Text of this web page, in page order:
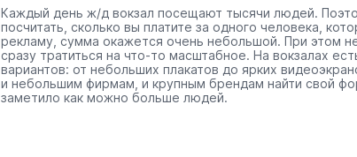
Каждый день ж/д вокзал посещают тысячи людей.
посчитать, сколько вы платите за одного человека,
рекламу, сумма окажется очень небольшой. При этом
сразу тратиться на что-то масштабное. На вокзалах
вариантов: от небольших плакатов до ярких
и небольшим фирмам, и крупным брендам найти свой
заметило как можно больше людей.